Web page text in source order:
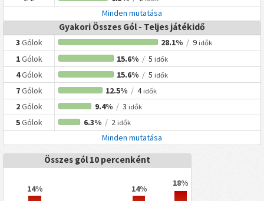
Minden mutatása
Gyakori Összes Gól - Teljes játékidő
3 Gólok 28.1% / 9 idők
1Gólok 15.6% / 5 idők
4Gólok 15.6% / 5 idők
7Gólok 12.5% / 4 idők
2Gólok 9.4% /3 idők
5Gólok 6.3% /2 idők
Minden mutatása
Összes gól 10 percenként
14% 14%
18%